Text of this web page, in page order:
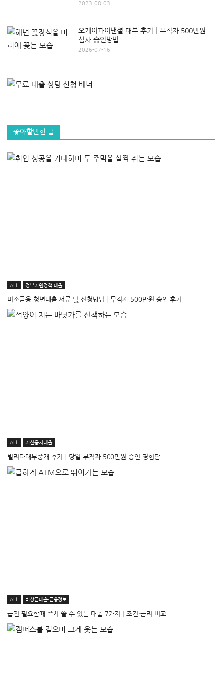
2023-08-03
오케이파이낸셜 대부 후기│무직자 500만원
심사 승인방법
2026-07-16
좋아할만한 글
ALL 정부지원정책·대출
미소금융 청년대출 서류 및 신청방법│무직자 500만원 승인 후기
ALL 저신용자대출
빌리다대부중개 후기│당일 무직자 500만원 승인 경험담
ALL 비상금대출·금융정보
급전 필요할때 즉시 쓸 수 있는 대출 7가지│조건·금리 비교